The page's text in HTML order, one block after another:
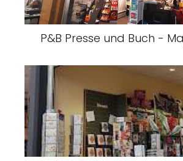
P&B Presse und Buch -